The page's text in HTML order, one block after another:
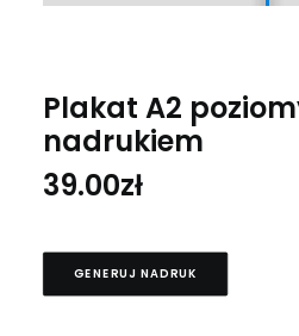
Plakat A2
nadrukiem
39.00zł
GENERUJ NADRUK